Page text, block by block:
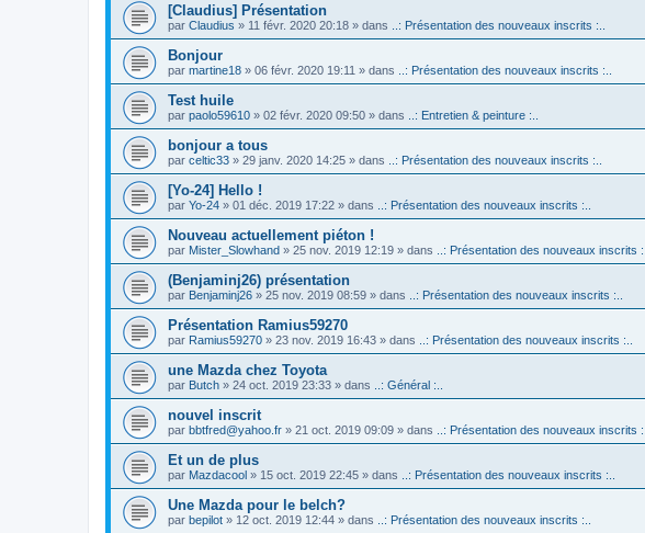
[Claudius] Présentation
par Claudius » 11 févr. 2020 20:18 » dans ..: Présentation des nouveaux inscrits :..
Bonjour
par martine18 » 06 févr. 2020 19:11 » dans ..: Présentation des nouveaux inscrits :..
Test huile
par paolo59610 » 02 févr. 2020 09:50 » dans ..: Entretien & peinture :..
bonjour a tous
par celtic33 » 29 janv. 2020 14:25 » dans ..: Présentation des nouveaux inscrits :..
[Yo-24] Hello !
par Yo-24 » 01 déc. 2019 17:22 » dans ..: Présentation des nouveaux inscrits :..
Nouveau actuellement piéton !
par Mister_Slowhand » 25 nov. 2019 12:19 » dans ..: Présentation des nouveaux inscrits :..
(Benjaminj26) présentation
par Benjaminj26 » 25 nov. 2019 08:59 » dans ..: Présentation des nouveaux inscrits :..
Présentation Ramius59270
par Ramius59270 » 23 nov. 2019 16:43 » dans ..: Présentation des nouveaux inscrits :..
une Mazda chez Toyota
par Butch » 24 oct. 2019 23:33 » dans ..: Général :..
nouvel inscrit
par bbtfred@yahoo.fr » 21 oct. 2019 09:09 » dans ..: Présentation des nouveaux inscrits :..
Et un de plus
par Mazdacool » 15 oct. 2019 22:45 » dans ..: Présentation des nouveaux inscrits :..
Une Mazda pour le belch?
par bepilot » 12 oct. 2019 12:44 » dans ..: Présentation des nouveaux inscrits :..